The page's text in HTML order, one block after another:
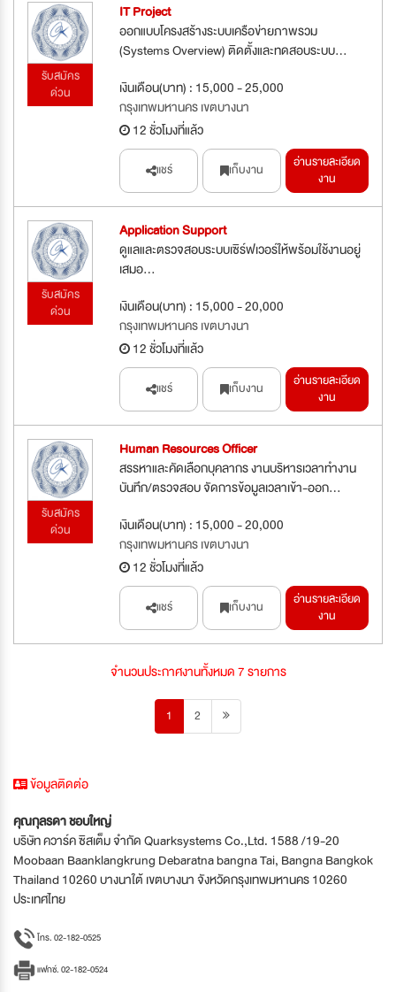
รับสมัคร
ด่วน
IT Project
ออกแบบโครงสร้างระบบเครือข่ายภาพรวม
(Systems Overview) ติดตั้งและทดสอบระบบ...
เงินเดือน(บาท) : 15,000 - 25,000
กรุงเทพมหานคร เขตบางนา
12 ชั่วโมงที่แล้ว
แชร์ เก็บงาน
อ่านรายละเอียด
งาน
รับสมัคร
ด่วน
Application Support
ดูแลและตรวจสอบระบบเซิร์ฟเวอร์ให้พร้อมใช้งานอยู่
เสมอ...
เงินเดือน(บาท) : 15,000 - 20,000
กรุงเทพมหานคร เขตบางนา
12 ชั่วโมงที่แล้ว
แชร์ เก็บงาน
อ่านรายละเอียด
งาน
รับสมัคร
ด่วน
Human Resources Officer
สรรหาและคัดเลือกบุคลากร งานบริหารเวลาทำงาน
บันทึก/ตรวจสอบ จัดการข้อมูลเวลาเข้า-ออก...
เงินเดือน(บาท) : 15,000 - 20,000
กรุงเทพมหานคร เขตบางนา
12 ชั่วโมงที่แล้ว
แชร์ เก็บงาน
อ่านรายละเอียด
งาน
จำนวนประกาศงานทั้งหมด 7 รายการ
1 2
ข้อมูลติดต่อ
คุณกุลรดา ชอบใหญ่
บริษัท ควาร์ค ซิสเต็ม จำกัด Quarksystems Co.,Ltd. 1588 /19-20
Moobaan Baanklangkrung Debaratna bangna Tai, Bangna Bangkok
Thailand 10260 บางนาใต้ เขตบางนา จังหวัดกรุงเทพมหานคร 10260
ประเทศไทย
โทร. 02-182-0525
แฟกซ์. 02-182-0524